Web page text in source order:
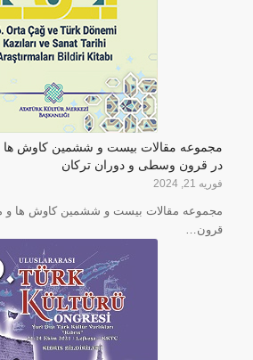
مجموعه مقالات بیست و ششمین کاوش ها و
در قرون وسطی و دوران ترکان
فوریه 21, 2024
مجموعه مقالات بیست و ششمین کاوش ها و
قرون…